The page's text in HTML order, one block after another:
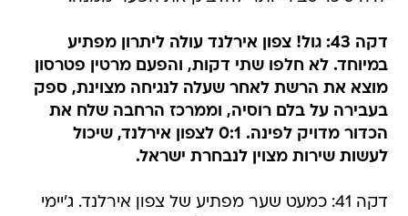
דקה 43: גול! צפון אירלנד עולה ליתרון מפתיע
במיוחד. לא חלפו שתי דקות, והפעם מרטין פטרסון
מוצא את הרשת לאחר שעלה לנגיחה מצוינת, ספק
בעבירה על בלם רוסיה, וממרכז הרחבה שלח את
הכדור מדויק לפינה. 0:1 לצפון אירלנד, שיכול
לעשות שירות מצוין לנבחרת ישראל.
דקה 41: כמעט שער מפתיע של צפון אירלנד. ג'יימי